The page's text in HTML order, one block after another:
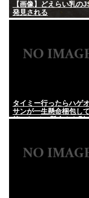
【画像】どえらい乳の
発見される
タイミー行ったらハゲ
サンが一生懸命梱包し
笑った その懸命さを別